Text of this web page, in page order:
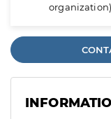
organization).